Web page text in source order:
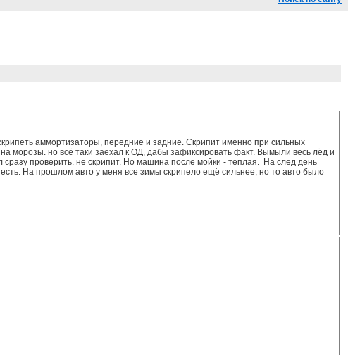
аммортизаторы, передние и задние. Скрипит именно при сильных
морозы. но всё таки заехал к ОД, дабы зафиксировать факт. Вымыли весь лёд и
сразу проверить. не скрипит. Но машина после мойки - теплая. На след день
На прошлом авто у меня все зимы скрипело ещё сильнее, но то авто было